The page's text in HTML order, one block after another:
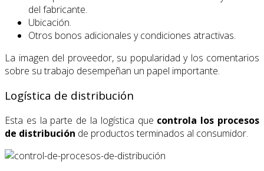
del fabricante.
Ubicación.
Otros bonos adicionales y condiciones atractivas.
La imagen del proveedor, su popularidad y los comentarios
sobre su trabajo desempeñan un papel importante.
Logística de distribución
Esta es la parte de la logística que controla los procesos
de distribución de productos terminados al consumidor.